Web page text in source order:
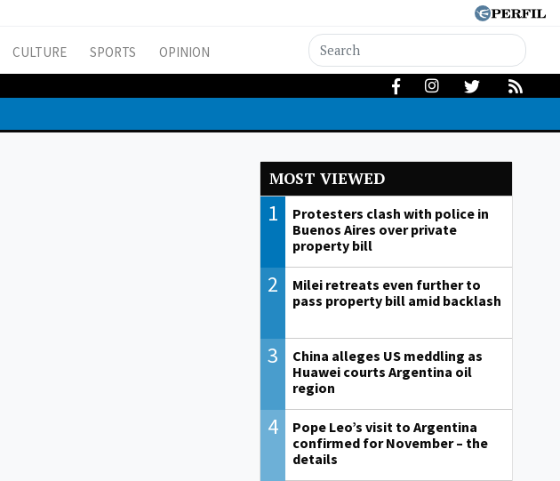
CULTURE SPORTS OPINION
MOST VIEWED
1
Protesters clash with police in
Buenos Aires over private
property bill
2
Milei retreats even further to
pass property bill amid backlash
3
China alleges US meddling as
Huawei courts Argentina oil
region
4
Pope Leo’s visit to Argentina
confirmed for November – the
details